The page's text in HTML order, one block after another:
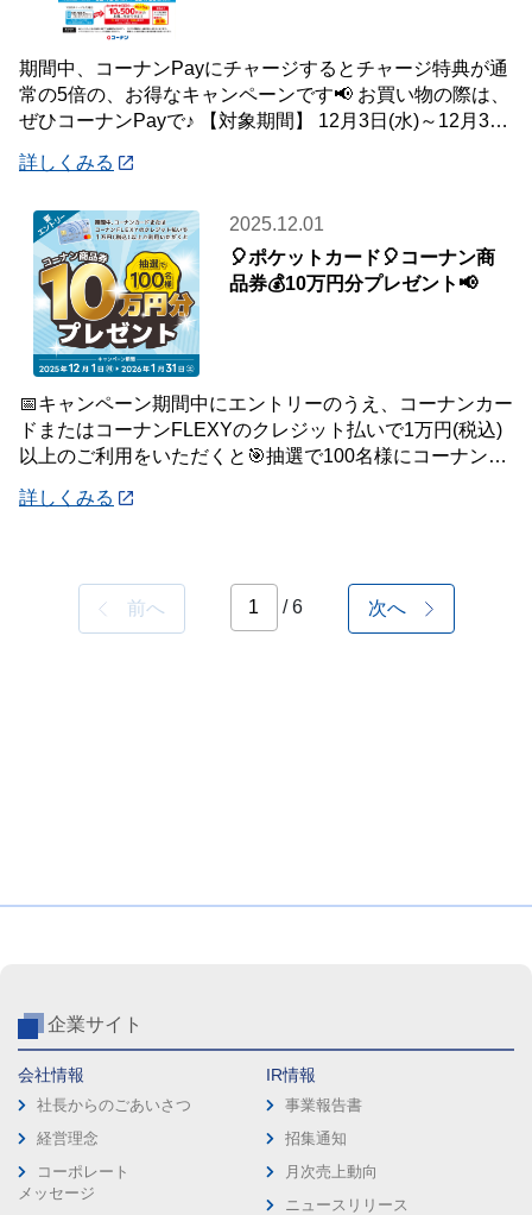
期間中、コーナンPayにチャージするとチャージ特典が通
常の5倍の、お得なキャンペーンです📢 お買い物の際は、
ぜひコーナンPayで♪ 【対象期間】 12月3日(水)～12月31
詳しくみる
2025.12.01
🎈ポケットカード🎈コーナン商
品券💰10万円分プレゼント📢
📅キャンペーン期間中にエントリーのうえ、コーナンカー
ドまたはコーナンFLEXYのクレジット払いで1万円(税込)
以上のご利用をいただくと🎯抽選で100名様にコーナン商
詳しくみる
前へ / 6 次へ
企業サイト
会社情報
社長からのごあいさつ
経営理念
コーポレート
メッセージ
IR情報
事業報告書
招集通知
月次売上動向
ニュースリリース